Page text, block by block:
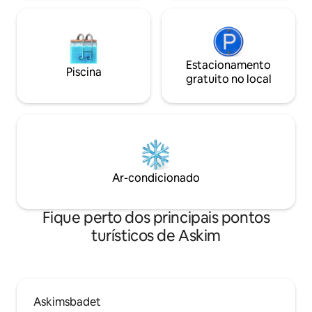
Piscina
Estacionamento
gratuito no local
Ar-condicionado
Fique perto dos principais pontos
turísticos de Askim
Askimsbadet